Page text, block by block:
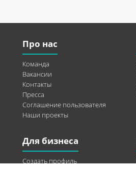
Про нас
Команда
Вакансии
Контакты
Пресса
Соглашение пользователя
Наши проекты
Для бизнеса
Создать профиль